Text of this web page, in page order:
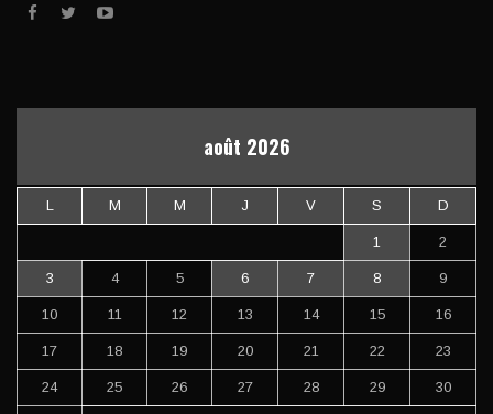
août 2026
L M M J V S D
1 2
3 4 5 6 7 8 9
10 11 12 13 14 15 16
17 18 19 20 21 22 23
24 25 26 27 28 29 30